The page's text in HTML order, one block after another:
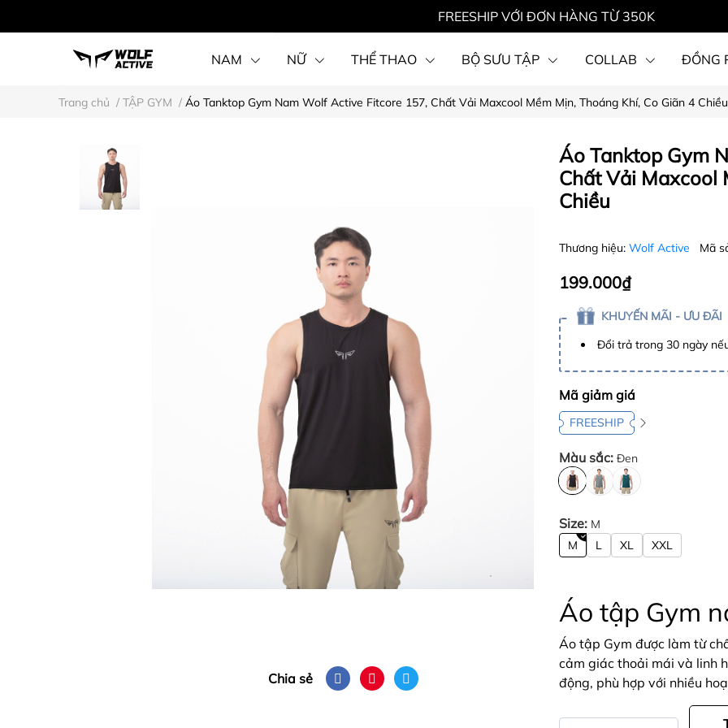
FREESHIP VỚI ĐƠN HÀNG TỪ 350K
NAM NỮ THỂ THAO BỘ SƯU TẬP COLLAB ĐỒNG
Trang chủ / TẬP GYM / Áo Tanktop Gym Nam Wolf Active Fitcore 157, Chất Vải Maxcool Mềm Mịn, Thoáng Khí, Co Giãn 4 Chiều
Chia sẻ
Áo Tanktop Gym
Chất Vải Maxcool
Chiều
Thương hiệu: Wolf Active Mã
199.000₫
KHUYẾN MÃI - ƯU ĐÃI
Đổi trả trong 30 ngày
Mã giảm giá
FREESHIP
Màu sắc: Đen
Size: M
M
L XL XXL
Áo tập Gym
Áo tập Gym được làm từ
cảm giác thoải mái và linh
động, phù hợp với nhiều